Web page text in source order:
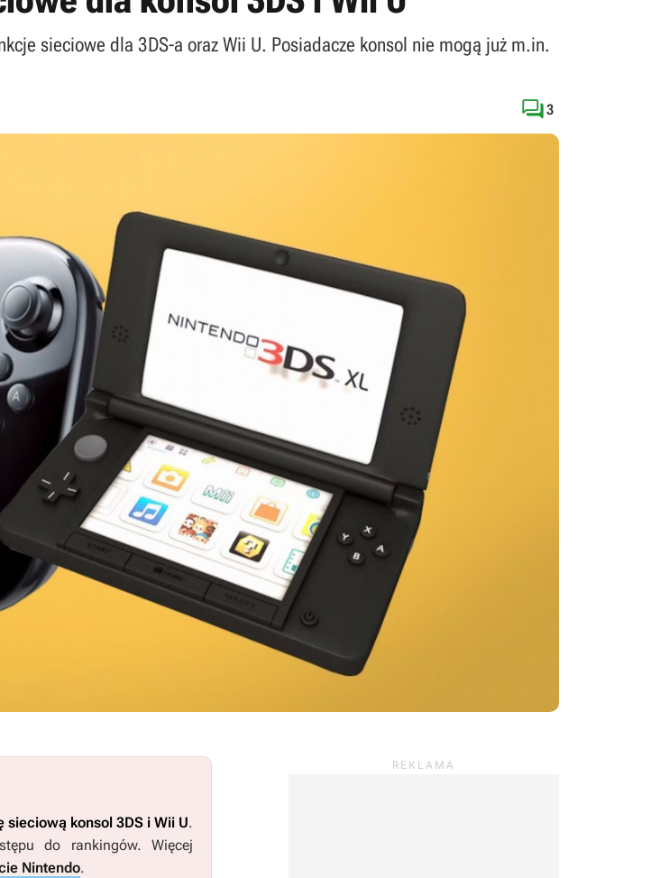
sieciowe dla 3DS-a oraz Wii U. Posiadacze konsol nie mogą już m.in.
3
sieciową konsol 3DS i Wii U.
do rankingów. Więcej
Nintendo.